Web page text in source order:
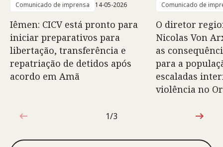
Comunicado de imprensa 14-05-2026
Iêmen: CICV está pronto para
iniciar preparativos para
libertação, transferência e
repatriação de detidos após
acordo em Amã
Comunicado de
O diretor
Nicolas Von
as
para a
escaladas
violência no
1 de 3
1/3